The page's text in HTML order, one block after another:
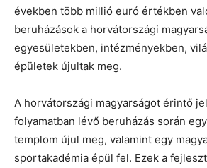
években több millió euró értékben
beruházások a horvátországi
egyesületekben, intézményekben,
épületek újultak meg.
A horvátországi magyarságot érintő
folyamatban lévő beruházás során
templom újul meg, valamint egy
sportakadémia épül fel. Ezek a